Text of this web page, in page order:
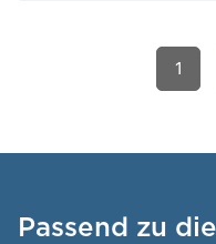
Seite
1
Passend zu